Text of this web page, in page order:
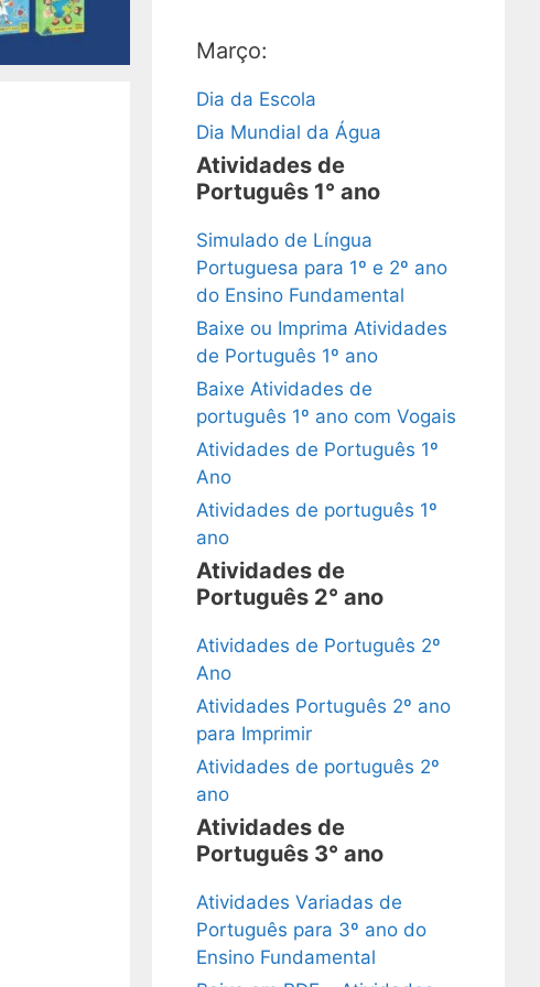
Março:
Dia da Escola
Dia Mundial da Água
Atividades de
Português 1° ano
Simulado de Língua
Portuguesa para 1º e 2º ano
do Ensino Fundamental
Baixe ou Imprima Atividades
de Português 1º ano
Baixe Atividades de
português 1º ano com Vogais
Atividades de Português 1º
Ano
Atividades de português 1º
ano
Atividades de
Português 2° ano
Atividades de Português 2º
Ano
Atividades Português 2º ano
para Imprimir
Atividades de português 2º
ano
Atividades de
Português 3° ano
Atividades Variadas de
Português para 3º ano do
Ensino Fundamental